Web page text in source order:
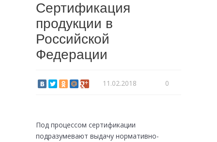
Сертификация
продукции в
Российской
Федерации
11.02.2018 0
Под процессом сертификации
подразумевают выдачу нормативно-